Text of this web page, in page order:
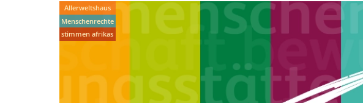
Allerweltshaus
Menschenrechte
stimmen afrikas